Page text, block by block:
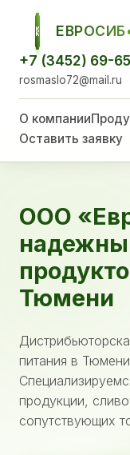
ЕСТ
+7 (3452) 69-
rosmaslo72@mail.ru
О компании
Оставить заявку
ООО
Тюмени
питания в
продукции,
сопутствующих